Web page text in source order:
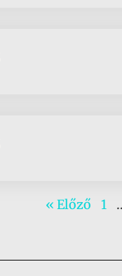
« Előző 1